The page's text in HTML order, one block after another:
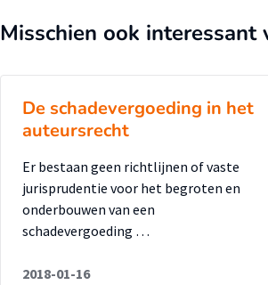
Misschien ook interessant
De schadevergoeding in het
auteursrecht
Er bestaan geen richtlijnen of vaste
jurisprudentie voor het begroten en
onderbouwen van een
schadevergoeding …
2018-01-16